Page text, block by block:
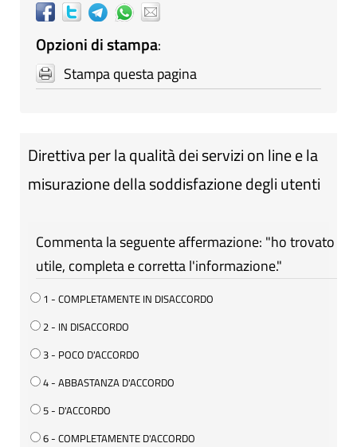
Opzioni di stampa:
Stampa questa pagina
Direttiva per la qualità dei servizi on line e la
misurazione della soddisfazione degli utenti
Commenta la seguente affermazione: "ho trovato
utile, completa e corretta l'informazione."
1 - COMPLETAMENTE IN DISACCORDO
2 - IN DISACCORDO
3 - POCO D'ACCORDO
4 - ABBASTANZA D'ACCORDO
5 - D'ACCORDO
6 - COMPLETAMENTE D'ACCORDO